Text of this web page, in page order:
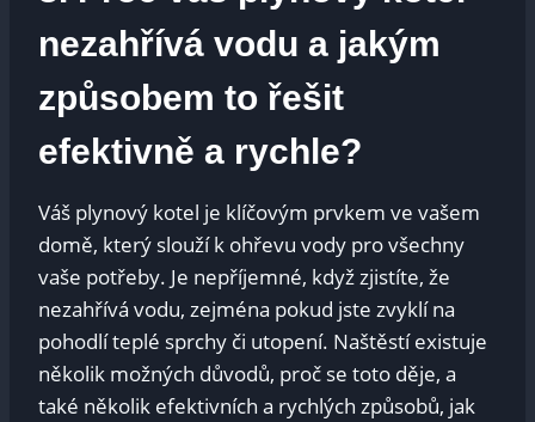
nezahřívá vodu a jakým
způsobem to řešit
efektivně a rychle?
Váš plynový kotel je klíčovým prvkem ve vašem
domě, který slouží k ohřevu vody pro všechny
vaše potřeby. Je nepříjemné, když zjistíte, že
nezahřívá vodu, zejména pokud jste zvyklí na
pohodlí teplé sprchy či utopení. Naštěstí existuje
několik možných důvodů, proč se toto děje, a
také několik efektivních a rychlých způsobů, jak